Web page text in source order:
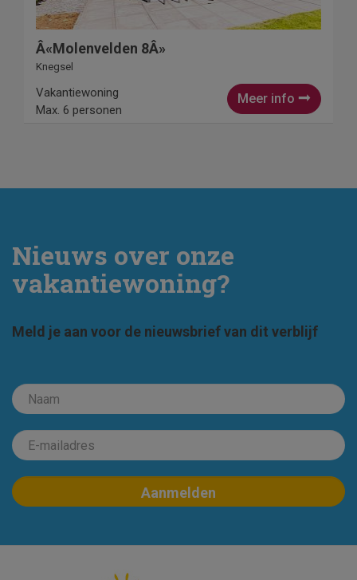
Â«Molenvelden 8Â»
Knegsel
Meer info
Vakantiewoning
Max. 6 personen
Nieuws over onze
vakantiewoning?
Meld je aan voor de nieuwsbrief van dit verblijf